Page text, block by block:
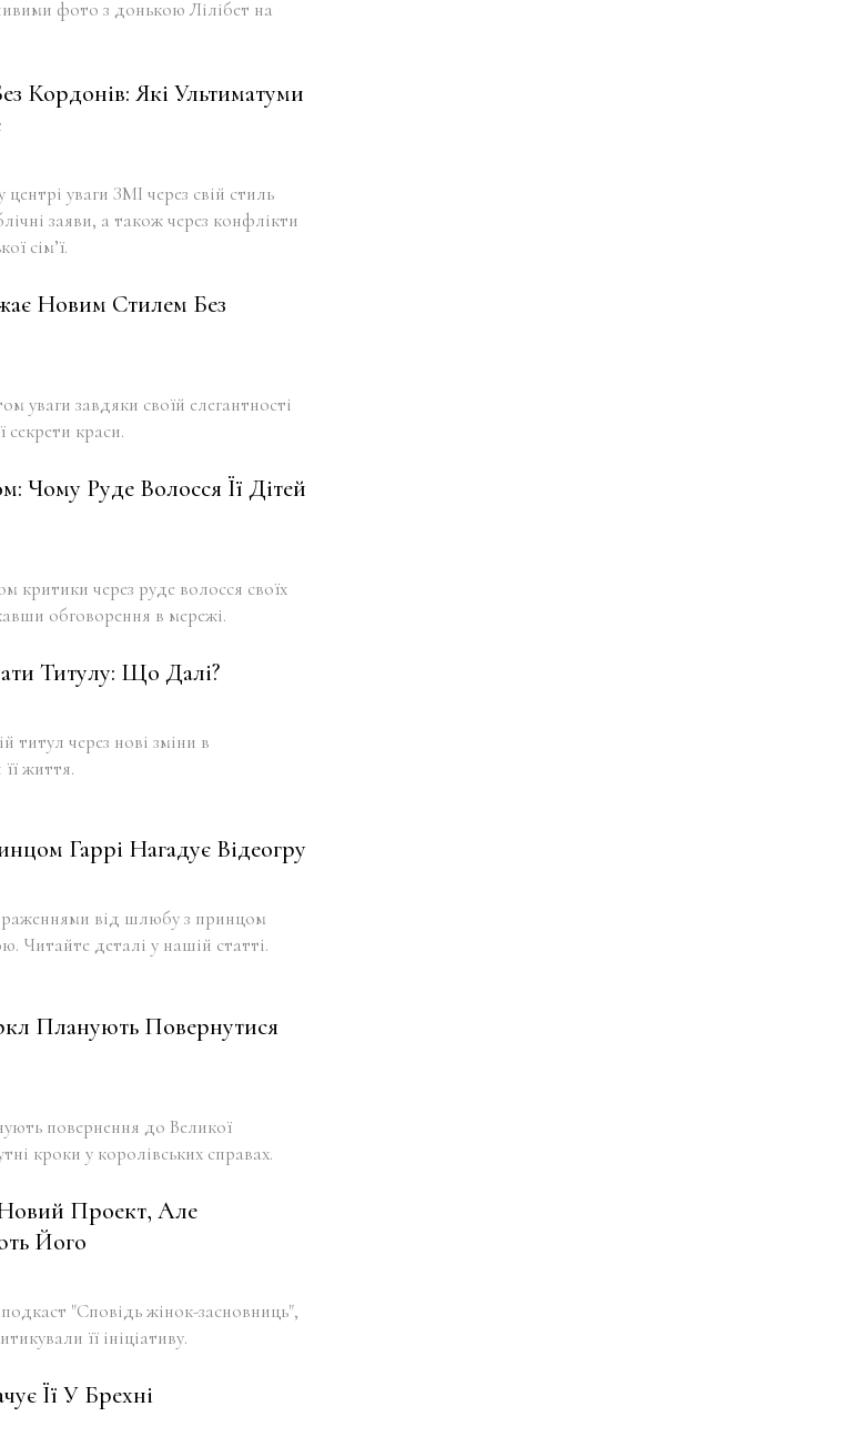
фото з донькою Лілібет на
Кордонів: Які Ультиматуми
уваги ЗМІ через свій стиль
заяви, а також через конфлікти
сім’ї.
Новим Стилем Без
уваги завдяки своїй елегантності
секрети краси.
Чому Руде Волосся Її Дітей
через руде волосся своїх
обговорення в мережі.
Титулу: Що Далі?
титул через нові зміни в
життя.
Гаррі Нагадує Відеогру
від шлюбу з принцом
Читайте деталі у нашій статті.
Планують Повернутися
повернення до Великої
кроки у королівських справах.
Проект, Але
Його
"Сповідь жінок-засновниць",
її ініціативу.
Її У Брехні